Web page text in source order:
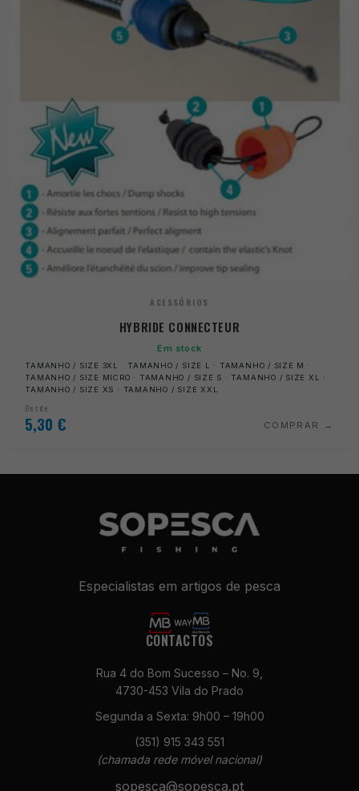
ACESSÓRIOS
HYBRIDE CONNECTEUR
Em stock
TAMANHO / SIZE 3XL · TAMANHO / SIZE L · TAMANHO / SIZE M ·
TAMANHO / SIZE MICRO · TAMANHO / SIZE S · TAMANHO / SIZE XL ·
TAMANHO / SIZE XS · TAMANHO / SIZE XXL
Desde
5,30 € COMPRAR
Especialistas em artigos de pesca
CONTACTOS
Rua 4 do Bom Sucesso – No. 9,
4730-453 Vila do Prado
Segunda a Sexta: 9h00 – 19h00
(351) 915 343 551
(chamada rede móvel nacional)
sopesca@sopesca.pt